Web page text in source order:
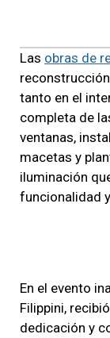
Las obras de
tanto en el
completa de
ventanas,
macetas y
iluminación
funcionalidad
En el evento
Filippini,
dedicación y